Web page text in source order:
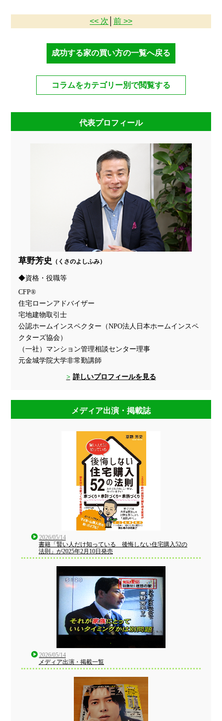
<< 次 前 >>
成功する家の買い方の一覧へ戻る
コラムをカテゴリー別で閲覧する
代表プロフィール
草野芳史 （くさのよしふみ）
資格・役職等
CFP®
住宅ローンアドバイザー
宅地建物取引士
公認ホームインスペクター（NPO法人日本ホームインスペ
クターズ協会）
（一社）マンション管理相談センター理事
元金城学院大学非常勤講師
詳しいプロフィールを見る
メディア出演・掲載誌
2026/05/14
書籍「賢い人だけ知っている 後悔しない住宅購入52の
法則」が2025年2月10日発売
2026/05/14
メディア出演・掲載一覧